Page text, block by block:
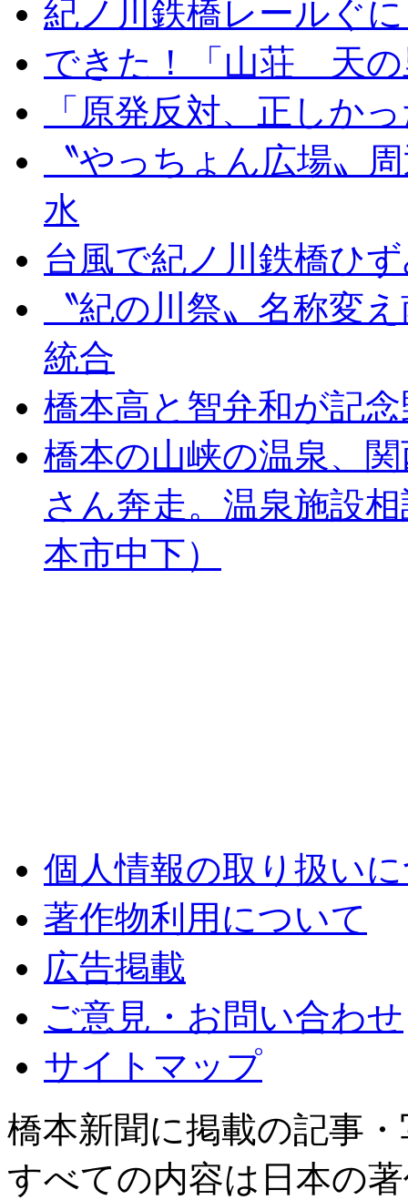
紀ノ川鉄橋レールぐ
できた！「山荘 天の
「原発反対、正しか
〝やっちょん広場〟
水
台風で紀ノ川鉄橋ひ
〝紀の川祭〟名称変
統合
橋本高と智弁和が記
橋本の山峡の温泉、
さん奔走。温泉施設
本市中下）
個人情報の取り扱い
著作物利用について
広告掲載
ご意見・お問い合わせ
サイトマップ
橋本新聞に掲載の記事
すべての内容は日本の